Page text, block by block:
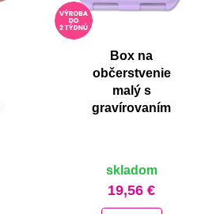
Box na
občerstvenie
malý s
gravírovaním
skladom
19,56 €